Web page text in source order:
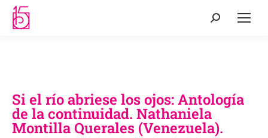
Si el río abriese los ojos: Antología
de la continuidad. Nathaniela
Montilla Querales (Venezuela).